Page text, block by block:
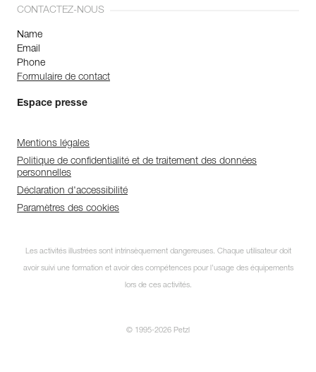
CONTACTEZ-NOUS
Name
Email
Phone
Formulaire de contact
Espace presse
Mentions légales
Politique de confidentialité et de traitement des données
personnelles
Déclaration d'accessibilité
Paramètres des cookies
Les activités illustrées sont intrinsèquement dangereuses. Chaque utilisateur doit
avoir suivi une formation et avoir des compétences pour l’usage des équipements
lors de ces activités.
© 1995-2026 Petzl